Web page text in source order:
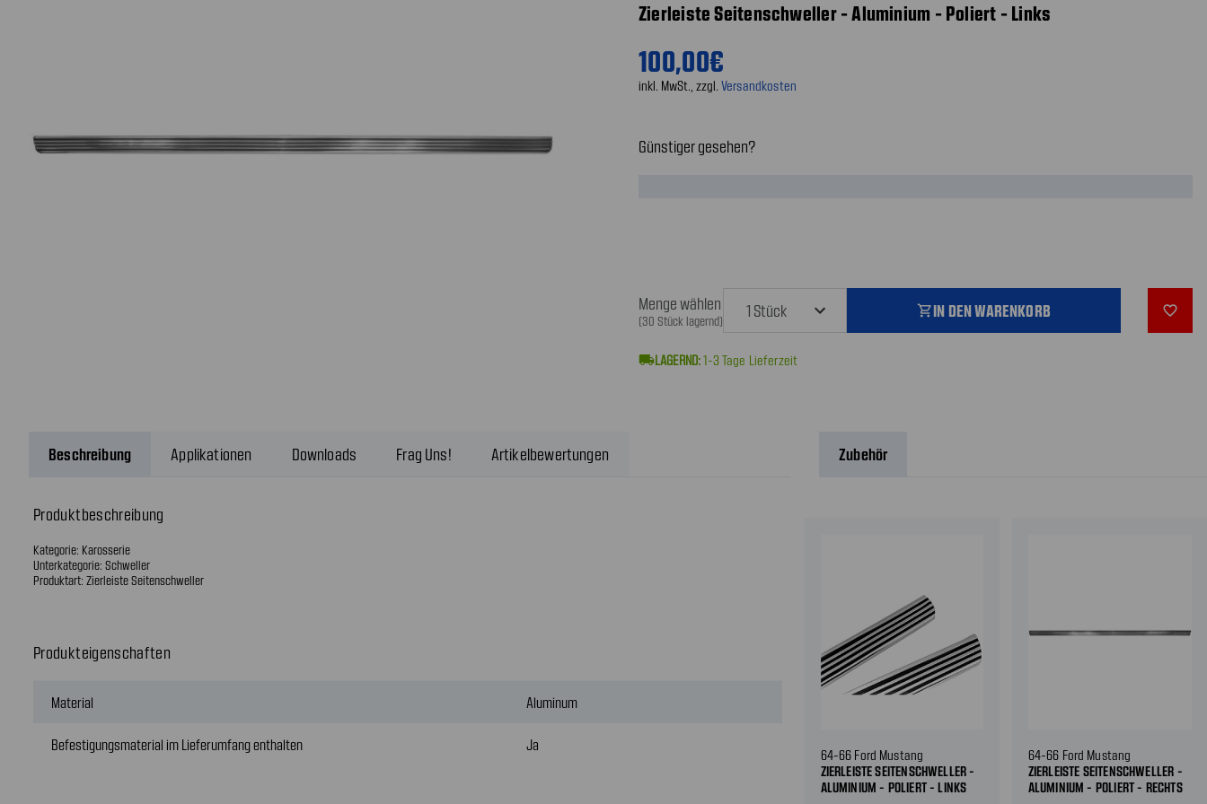
Zierleiste Seitenschweller - Aluminium - Poliert - Links
100,00€
inkl. MwSt., zzgl. Versandkosten
Günstiger gesehen?
Menge wählen
(30 Stück lagernd)
shopping_cartIN DEN WARENKORB favorite_outline
local_shipping 1-3 Tage Lieferzeit
Beschreibung Applikationen Downloads Frag Uns! Artikelbewertungen
Produktbeschreibung
Kategorie: Karosserie
Unterkategorie: Schweller
Produktart: Zierleiste Seitenschweller
Produkteigenschaften
Material Aluminum
Befestigungsmaterial im Lieferumfang enthalten Ja
Zubehör
64-66 Ford Mustang
ZIERLEISTE SEITENSCHWELLER -
ALUMINIUM - POLIERT - LINKS
64-66 Ford Mustang
ZIERLEISTE SEITENSCHWELLER -
ALUMINIUM - POLIERT - RECHTS